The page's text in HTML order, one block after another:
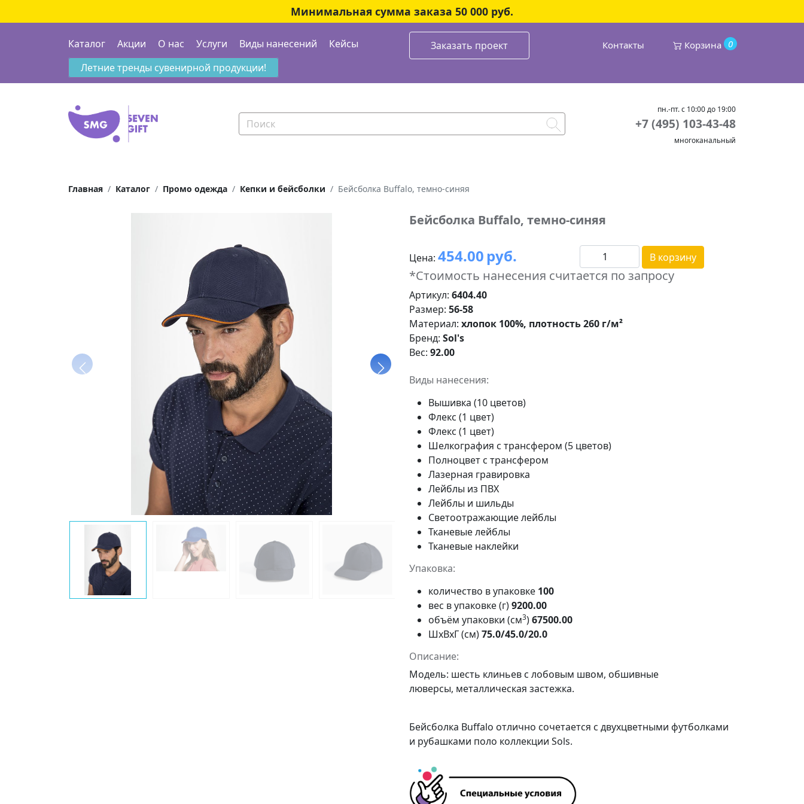
Минимальная сумма заказа 50 000 руб.
Каталог Акции О нас Услуги Виды нанесений Кейсы Заказать проект Контакты 0
Корзина
Летние тренды сувенирной продукции!
пн.-пт. с 10:00 до 19:00
+7 (495) 103-43-48
многоканальный
Главная Каталог Промо одежда Кепки и бейсболки Бейсболка Buffalo, темно-синяя
Бейсболка Buffalo, темно-синяя
Цена: 454.00 руб. В корзину
*Стоимость нанесения считается по запросу
Артикул: 6404.40
Размер: 56-58
Материал: хлопок 100%, плотность 260 г/м²
Бренд: Sol's
Вес: 92.00
Виды нанесения:
Вышивка (10 цветов)
Флекс (1 цвет)
Флекс (1 цвет)
Шелкография с трансфером (5 цветов)
Полноцвет с трансфером
Лазерная гравировка
Лейблы из ПВХ
Лейблы и шильды
Светоотражающие лейблы
Тканевые лейблы
Тканевые наклейки
Упаковка:
количество в упаковке 100
вес в упаковке (г)9200.00
объём упаковки (см3)67500.00
ШxВxГ (см)75.0/45.0/20.0
Описание:
Модель: шесть клиньев с лобовым швом, обшивные
люверсы, металлическая застежка.
Бейсболка Buffalo отлично сочетается с двухцветными футболками
и рубашками поло коллекции Sols.